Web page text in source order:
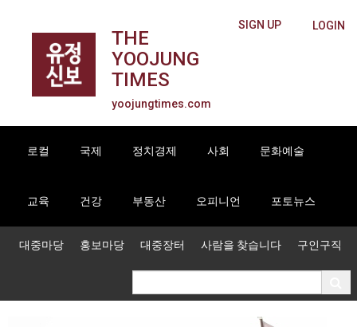
LOGIN
SIGN UP
THE
YOOJUNG
TIMES
yoojungtimes.com
로컬 국제 정치경제 사회 문화예술
교육 건강 부동산 오피니언 포토뉴스
대중마당 홍보마당 대중장터 사람을 찾습니다 구인구직